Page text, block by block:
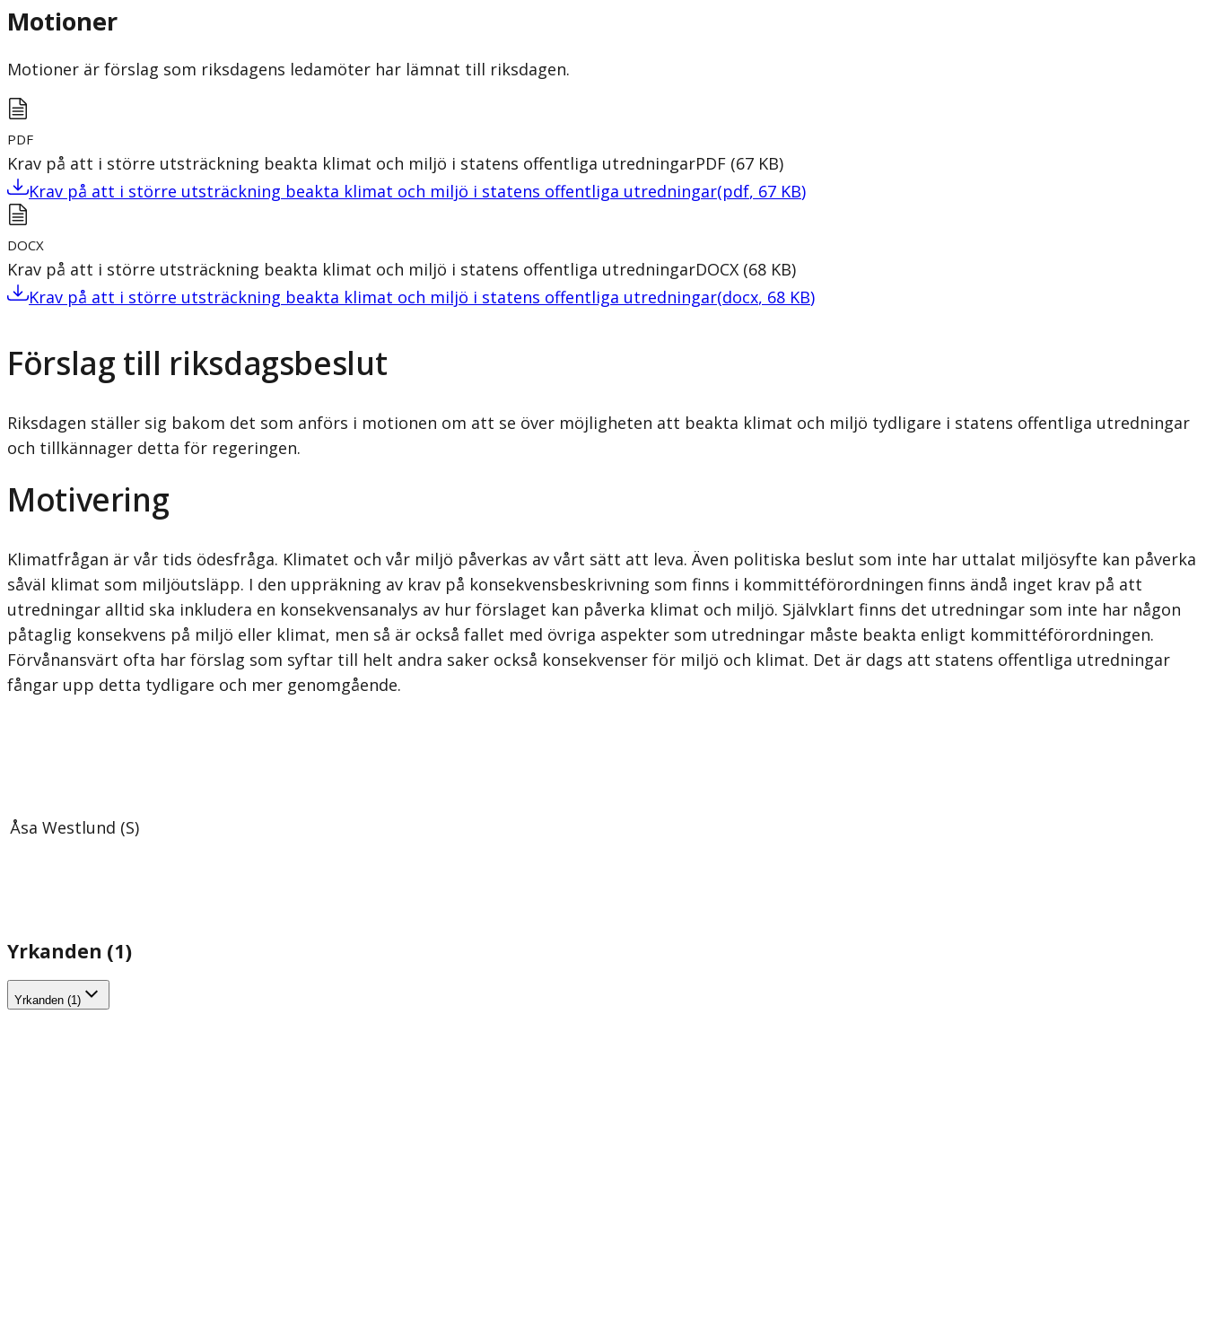
Motioner
Motioner är förslag som riksdagens ledamöter har lämnat till riksdagen.
PDF
Krav på att i större utsträckning beakta klimat och miljö i statens offentliga utredningarPDF (67 KB)
Krav på att i större utsträckning beakta klimat och miljö i statens offentliga utredningar(pdf, 67 KB)
DOCX
Krav på att i större utsträckning beakta klimat och miljö i statens offentliga utredningarDOCX (68 KB)
Krav på att i större utsträckning beakta klimat och miljö i statens offentliga utredningar(docx, 68 KB)
Förslag till riksdagsbeslut
Riksdagen ställer sig bakom det som anförs i motionen om att se över möjligheten att beakta klimat och miljö tydligare i statens offentliga utredningar
och tillkännager detta för regeringen.
Motivering
Klimatfrågan är vår tids ödesfråga. Klimatet och vår miljö påverkas av vårt sätt att leva. Även politiska beslut som inte har uttalat miljösyfte kan påverka
såväl klimat som miljöutsläpp. I den uppräkning av krav på konsekvensbeskrivning som finns i kom­mittéförordningen finns ändå inget krav på att
utredningar alltid ska inkludera en konsekvensanalys av hur förslaget kan påverka klimat och miljö. Självklart finns det utredningar som inte har någon
påtaglig konsekvens på miljö eller klimat, men så är också fallet med övriga aspekter som utredningar måste beakta enligt kommitté­förordningen.
Förvånansvärt ofta har förslag som syftar till helt andra saker också konsekvenser för miljö och klimat. Det är dags att statens offentliga utredningar
fångar upp detta tydligare och mer genomgående.
Åsa Westlund (S)
Yrkanden (1)
Yrkanden (1)